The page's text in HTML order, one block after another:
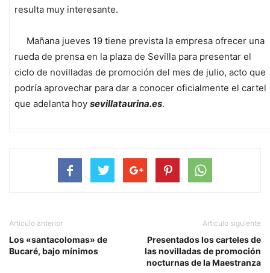
resulta muy interesante.
Mañana jueves 19 tiene prevista la empresa ofrecer una
rueda de prensa en la plaza de Sevilla para presentar el
ciclo de novilladas de promoción del mes de julio, acto que
podría aprovechar para dar a conocer oficialmente el cartel
que adelanta hoy sevillataurina.es.
Artículo anterior
Los «santacolomas» de
Bucaré, bajo mínimos
Artículo siguiente
Presentados los carteles de
las novilladas de promoción
nocturnas de la Maestranza